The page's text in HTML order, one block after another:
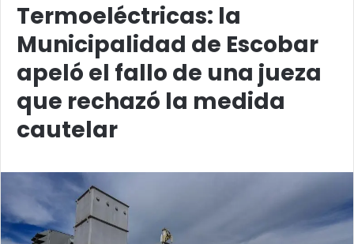
Termoeléctricas: la
Municipalidad de Escobar
apeló el fallo de una jueza
que rechazó la medida
cautelar